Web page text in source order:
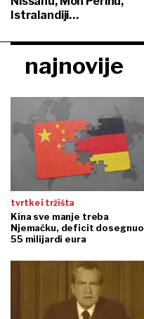
Istralandiji…
najnovije
tvrtke i tržišta
Kina sve manje treba
Njemačku, deficit dosegnuo
55 milijardi eura